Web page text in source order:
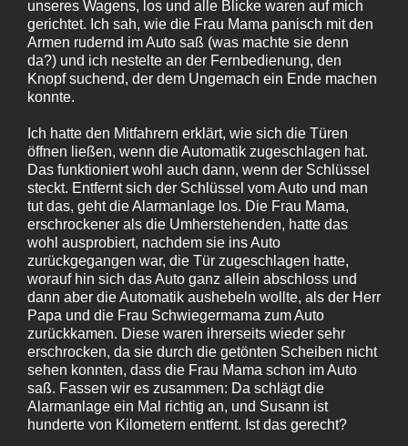
unseres Wagens, los und alle Blicke waren auf mich
gerichtet. Ich sah, wie die Frau Mama panisch mit den
Armen rudernd im Auto saß (was machte sie denn
da?) und ich nestelte an der Fernbedienung, den
Knopf suchend, der dem Ungemach ein Ende machen
konnte.
Ich hatte den Mitfahrern erklärt, wie sich die Türen
öffnen ließen, wenn die Automatik zugeschlagen hat.
Das funktioniert wohl auch dann, wenn der Schlüssel
steckt. Entfernt sich der Schlüssel vom Auto und man
tut das, geht die Alarmanlage los. Die Frau Mama,
erschrockener als die Umherstehenden, hatte das
wohl ausprobiert, nachdem sie ins Auto
zurückgegangen war, die Tür zugeschlagen hatte,
worauf hin sich das Auto ganz allein abschloss und
dann aber die Automatik aushebeln wollte, als der Herr
Papa und die Frau Schwiegermama zum Auto
zurückkamen. Diese waren ihrerseits wieder sehr
erschrocken, da sie durch die getönten Scheiben nicht
sehen konnten, dass die Frau Mama schon im Auto
saß. Fassen wir es zusammen: Da schlägt die
Alarmanlage ein Mal richtig an, und Susann ist
hunderte von Kilometern entfernt. Ist das gerecht?